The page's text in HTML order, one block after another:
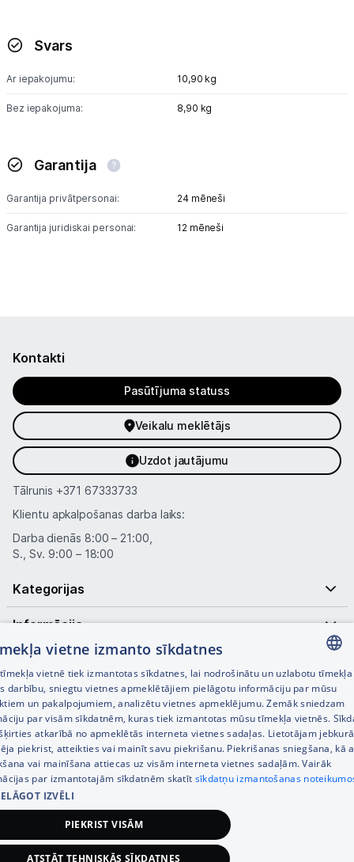
Svars
Ar iepakojumu: 10,90 kg
Bez iepakojuma: 8,90 kg
Garantija
Garantija privātpersonai: 24 mēneši
Garantija juridiskai personai: 12 mēneši
Kontakti
Pasūtījuma statuss
Veikalu meklētājs
Uzdot jautājumu
Tālrunis +371 67333733
Klientu apkalpošanas darba laiks:
Darba dienās 8:00 – 21:00,
S., Sv. 9:00 – 18:00
Kategorijas
Informācija
Noderīgas saites
© SIA Tet 2026 -
LATVIAN
RUSSIAN
ENGLISH
vietne izmanto sīkdatnes
vietnē tiek izmantotas sīkdatnes, lai nodrošinātu un uzlabotu tīmekļa
darbību, sniegtu vietnes apmeklētājiem pielāgotu informāciju par mūsu
un pakalpojumiem, analizētu vietnes apmeklējumu. Zemāk sniedzam
par visām sīkdatnēm, kuras tiek izmantotas mūsu tīmekļa vietnēs.
atkarībā no apmeklētās interneta vietnes sadaļas. Lietotājam
piekrist, atteikties vai mainīt savu piekrišanu. Piekrišanas sniegšana, kā
vai mainīšana attiecas uz visām interneta vietnes sadaļām. Vairāk
par izmantotajām sīkdatnēm skatīt sīkdatņu izmantošanas
IZVĒLI
PIEKRIST VISĀM
ATSTĀT TEHNISKĀS SĪKDATNES